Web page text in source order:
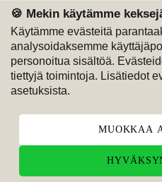
🍪 Mekin käytämme
Käytämme evästeitä
analysoidaksemme
personoitua sisältöä.
tiettyjä toimintoja. Lisätiedot
asetuksista.
MUOKKAA
Maksutavat
M